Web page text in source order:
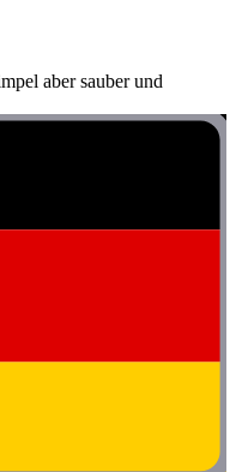
aber sauber und